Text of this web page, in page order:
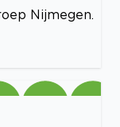
Nijmegen.